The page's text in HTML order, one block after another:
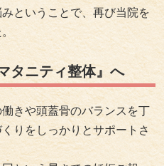
ということで、再び当院を
タニティ整体』へ
きや頭蓋骨のバランスを丁
りをしっかりとサポートさ